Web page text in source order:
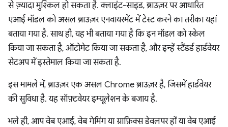
से ज़्यादा मुश्किल हो सकता है. क्लाइंट-साइड, ब्राउज़र पर आधारित
एआई मॉडल को असल ब्राउज़र एनवायरमेंट में टेस्ट करने का तरीका यहां
बताया गया है. साथ ही, यह भी बताया गया है कि इन मॉडल को स्केल
किया जा सकता है, ऑटोमेट किया जा सकता है, और इन्हें स्टैंडर्ड हार्डवेयर
सेटअप में इस्तेमाल किया जा सकता है.
इस मामले में, ब्राउज़र एक असल Chrome ब्राउज़र है, जिसमें हार्डवेयर
की सुविधा है. यह सॉफ़्टवेयर इम्यूलेशन के बजाय है.
भले ही, आप वेब एआई, वेब गेमिंग या ग्राफ़िक्स डेवलपर हों या वेब एआई